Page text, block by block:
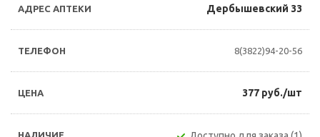
Дербышевский 33
8(3822)94-20-56
377 руб./шт